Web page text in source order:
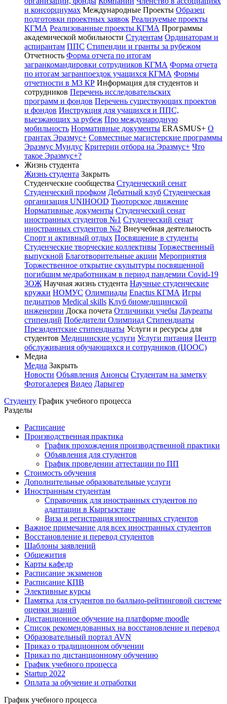
и консорциумах Международные Проекты Образец
подготовки проектных заявок Реализуемые проекты
КГМА Реализованные проекты КГМА Программы
академической мобильности Студентам Ординаторам и
аспирантам ППС Стипендии и гранты за рубежом
Отчетность Форма отчета по итогам
загранкомандировки сотрудников КГМА Форма отчета
по итогам загранпоездок учащихся КГМА Формы
отчетности в МЗ КР Информация для студентов и
сотрудников Перечень исследовательских
программ и фондов Перечень существующих проектов
и фондов Инструкция для учащихся и ППС,
выезжающих за рубеж Про международную
мобильность Нормативные документы ERASMUS+ О
грантах Эразмус+ Совместные магистерские программы
Эразмус Мундус Критерии отбора на Эразмус+ Что
такое Эразмус+?
Жизнь студента
Жизнь студента Закрыть
Студенческие сообщества Студенческий сенат
Студенческий профком Дебатный клуб Студенческая
организация UNIHOOD Тьюторское движение
Нормативные документы Студенческий сенат
иностранных студентов №1 Студенческий сенат
иностранных студентов №2 Внеучебная деятельность
Спорт и активный отдых Посвящение в студенты
Студенческие творческие коллективы Торжественный
выпускной Благотворительные акции Мероприятия
Торжественное открытие скульптуры посвященной
погибшим медработникам в период пандемии Covid-19
ЗОЖ Научная жизнь студента Научные студенческие
кружки НОМУС Олимпиады Enactus КГМА Игры
педиатров Medical skills Клуб биомедицинской
инженерии Доска почета Отличники учебы Лауреаты
стипендий Победители Олимпиад Стипендиаты
Президентские стипендиаты Услуги и ресурсы для
студентов Медицинские услуги Услуги питания Центр
обслуживания обучающихся и сотрудников (ЦООС)
Медиа
Медиа Закрыть
Новости Объявления Анонсы Студентам на заметку
Фотогалерея Видео Дарыгер
Студенту График учебного процесса
Разделы
Расписание
Производственная практика
График прохождения производственной практики
Объявления для студентов
График проведении аттестации по ПП
Стоимость обучения
Дополнительные образовательные услуги
Иностранным студентам
Справочник для иностранных студентов по
адаптации в Кыргызстане
Виза и регистрация иностранных студентов
Важное примечание для всех иностранных студентов
Восстановление и перевод студентов
Шаблоны заявлений
Общежития
Карты кафедр
Расписание экзаменов
Расписание КПВ
Элективные курсы
Памятка для студентов по балльно-рейтинговой системе
оценки знаний
Дистанционное обучение на платформе moodle
Список рекомендованных на восстановление и перевод
Образовательный портал AVN
Приказ о традиционном обучении
Приказ по дистанционному обучению
График учебного процесса
Startup 2022
Оплата за обучение и отработки
График учебного процесса